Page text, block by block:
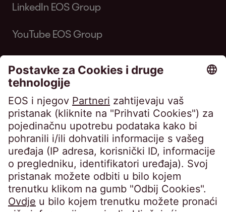
LinkedIn EOS Group
YouTube EOS Group
EOS MATRIX d.o.o. za poslovne usluge •
Horvatova ulica 82, Zagreb • Trgovački sud u
Zagrebu • OIB 76674680107 • MBS
080649671 • Privredna banka Zagreb d.d.,
IBAN: HR8423400091110398554 • Temeljni
kapital: 4.900,00 EUR, uplaćen u cijelosti •
Uprava: Barbara Cerinski, Bernhard
Melischnig, Ivana Žitnik